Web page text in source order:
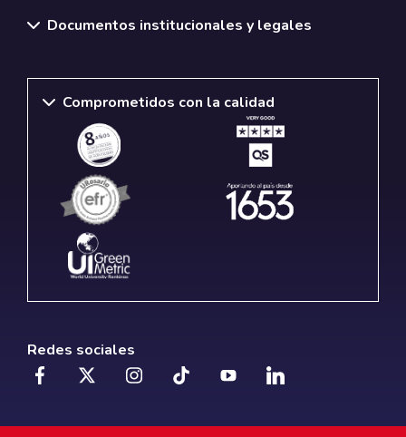
Documentos institucionales y legales
Comprometidos con la calidad
Redes sociales